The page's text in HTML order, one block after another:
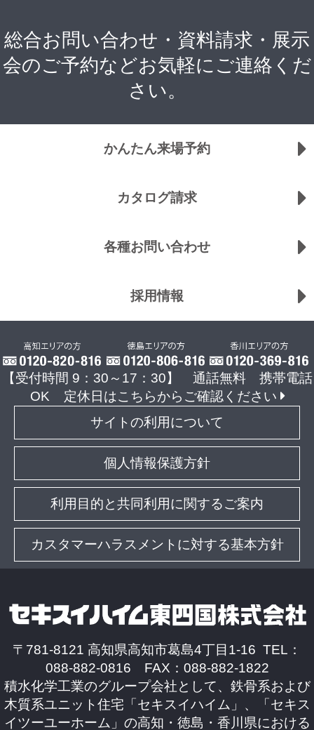
総合お問い合わせ・資料請求・展示
会のご予約などお気軽にご連絡くだ
さい。
かんたん来場予約
カタログ請求
各種お問い合わせ
採用情報
【受付時間 9：30～17：30】 通話無料 携帯電話
OK
定休日はこちらからご確認ください
サイトの利用について
個人情報保護方針
利用目的と共同利用に関するご案内
カスタマーハラスメントに対する基本方針
〒781-8121 高知県高知市葛島4丁目1-16 TEL：
088-882-0816 FAX：088-882-1822
積水化学工業のグループ会社として、鉄骨系および
木質系ユニット住宅「セキスイハイム」、「セキス
イツーユーホーム」の高知・徳島・香川県における